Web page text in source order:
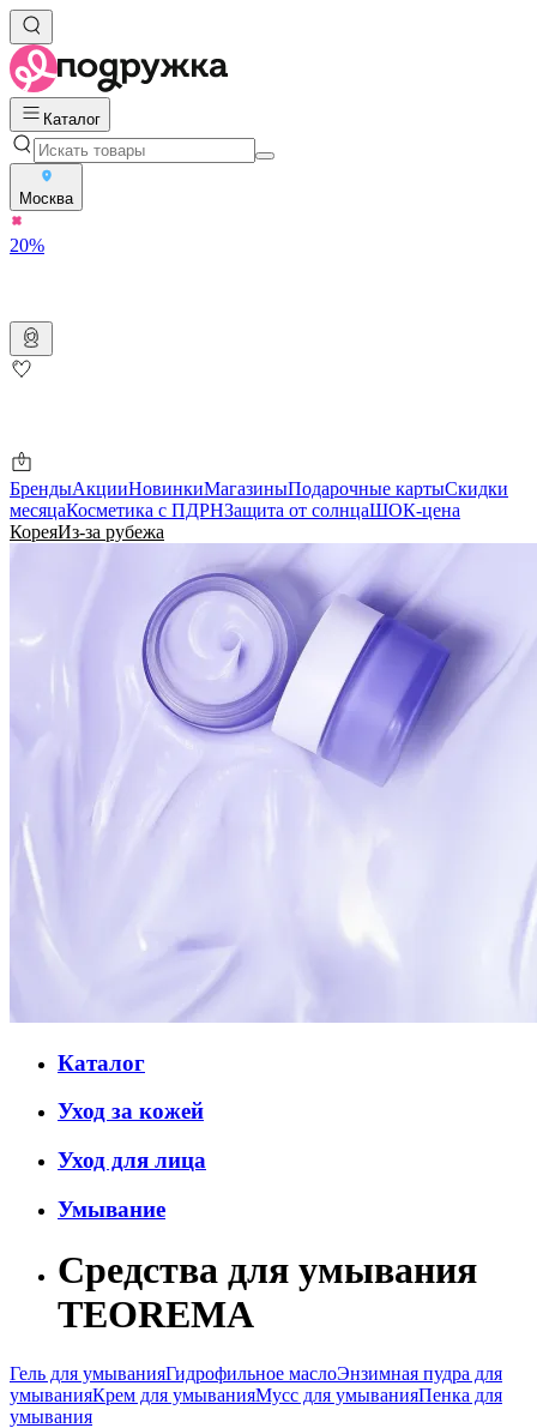
Каталог
Москва
20%
БрендыАкцииНовинкиМагазиныПодарочные картыСкидки
месяцаКосметика с ПДРНЗащита от солнцаШОК-цена
КореяИз-за рубежа
Каталог
Уход за кожей
Уход для лица
Умывание
Средства для умывания
TEOREMA
Гель для умыванияГидрофильное маслоЭнзимная пудра для
умыванияКрем для умыванияМусс для умыванияПенка для
умывания